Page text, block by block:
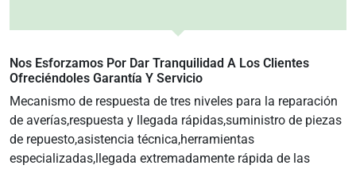
Nos Esforzamos Por Dar Tranquilidad A Los Clientes
Ofreciéndoles Garantía Y Servicio
Mecanismo de respuesta de tres niveles para la reparación
de averías,respuesta y llegada rápidas,suministro de piezas
de repuesto,asistencia técnica,herramientas
especializadas,llegada extremadamente rápida de las